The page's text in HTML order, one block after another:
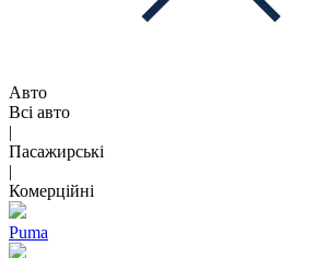
Авто
Всі авто
|
Пасажирські
|
Комерційні
Puma